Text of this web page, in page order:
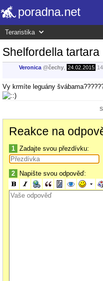
poradna.net
Shelfordella tartara
Veronica @čechy 24.02.2015
Vy krmíte leguány
Reakce na
1 Zadajte svou přezdívku:
2 Napište svou odpověď: